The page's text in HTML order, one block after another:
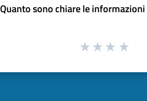
Quanto sono chiare le